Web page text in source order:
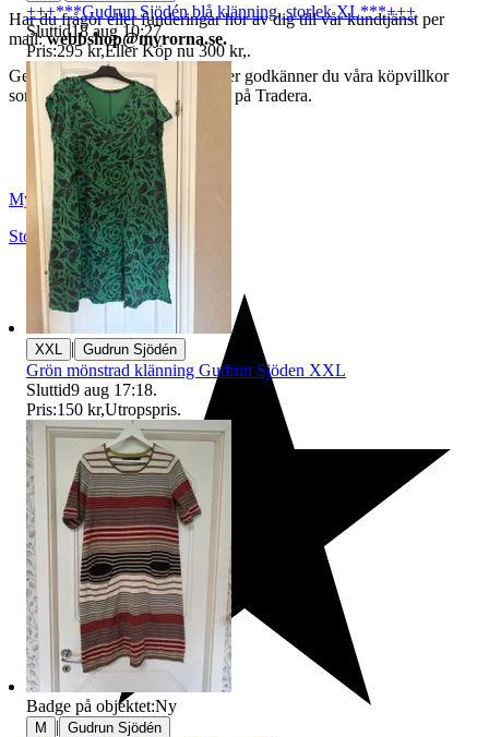
Har du frågor eller funderingar hör av dig till vår kundtjänst per
mail:webbshop@myrorna.se.
Genom att buda på våra annonser godkänner du våra köpvillkor
som du hittar på vår infosida här på Tradera.
Myrorna
Stockholm,Sverige
+++***Gudrun Sjödén blå klänning, storlek XL***+++
Sluttid18 aug 10:27.
Pris:295 kr,Eller Köp nu 300 kr,.
XXL | Gudrun Sjödén
Grön mönstrad klänning Gudrun Sjöden XXL
Sluttid9 aug 17:18.
Pris:150 kr,Utropspris.
Badge på objektet:Ny
M | Gudrun Sjödén